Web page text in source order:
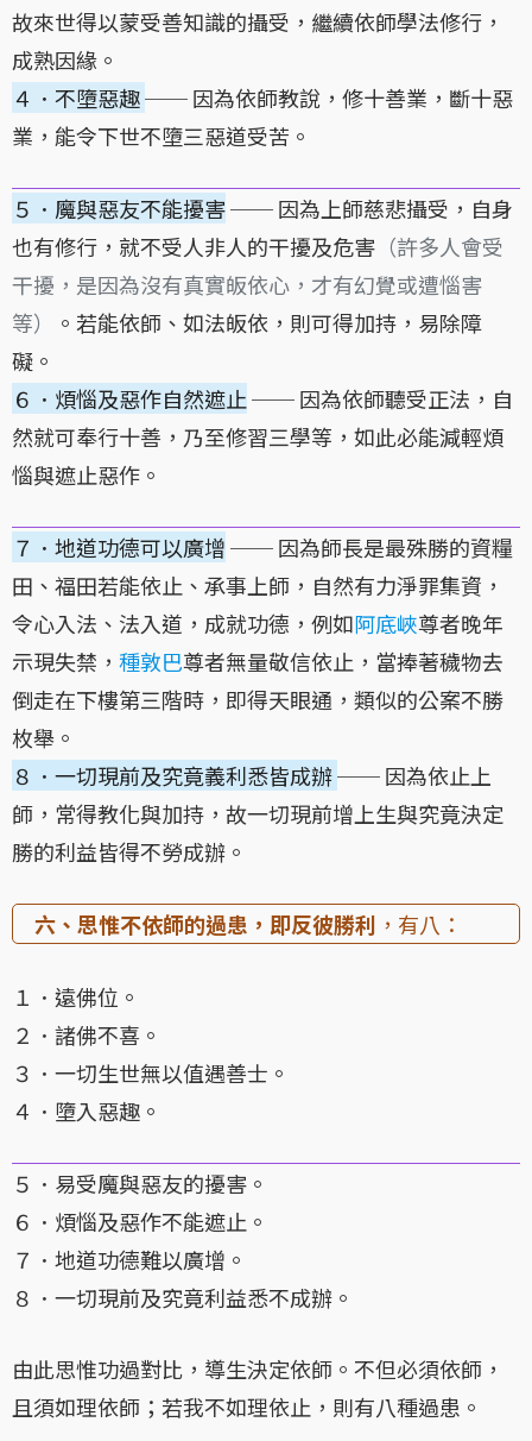
故來世得以蒙受善知識的攝受，繼續依師學法修行，
成熟因緣。
４．不墮惡趣── 因為依師教說，修十善業，斷十惡
業，能令下世不墮三惡道受苦。
５．魔與惡友不能擾害── 因為上師慈悲攝受，自身
也有修行，就不受人非人的干擾及危害 （許多人會受
干擾，是因為沒有真實皈依心，才有幻覺或遭惱害
等）
。若能依師、如法皈依，則可得加持，易除障
礙。
６．煩惱及惡作自然遮止── 因為依師聽受正法，自
然就可奉行十善，乃至修習三學等，如此必能減輕煩
惱與遮止惡作。
７．地道功德可以廣增── 因為師長是最殊勝的資糧
田、福田若能依止、承事上師，自然有力淨罪集資，
令心入法、法入道，成就功德，例如阿底峽尊者晚年
示現失禁， 種敦巴尊者無量敬信依止，當捧著穢物去
倒走在下樓第三階時，即得天眼通，類似的公案不勝
枚舉。
８．一切現前及究竟義利悉皆成辦── 因為依止上
師，常得教化與加持，故一切現前增上生與究竟決定
勝的利益皆得不勞成辦。
六、思惟不依師的過患，即反彼勝利 ，有八：
１．遠佛位。
２．諸佛不喜。
３．一切生世無以值遇善士。
４．墮入惡趣。
５．易受魔與惡友的擾害。
６．煩惱及惡作不能遮止。
７．地道功德難以廣增。
８．一切現前及究竟利益悉不成辦。
由此思惟功過對比，導生決定依師。不但必須依師，
且須如理依師；若我不如理依止，則有八種過患。